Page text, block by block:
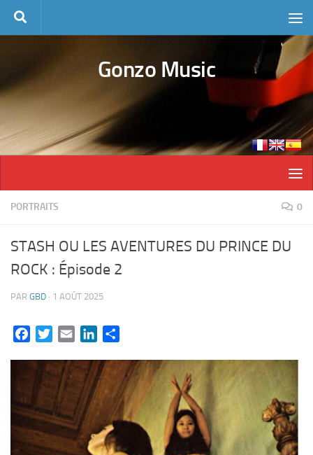
Skip to content
Gonzo Music
PORTRAITS 0
STASH OU LES AVENTURES DU PRINCE DU
ROCK : Épisode 2
PAR GBD · 1 AOÛT 2025
FacebookTwitterEmail LinkedIn